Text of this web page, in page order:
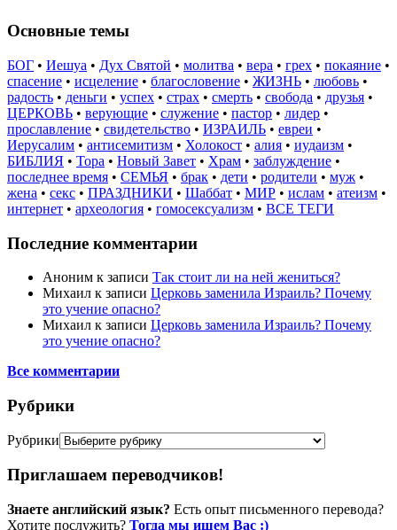
Основные темы
БОГ • Иешуа • Дух Святой • молитва • вера • грех • покаяние •
спасение • исцеление • благословение • ЖИЗНЬ • любовь •
радость • деньги • успех • страх • смерть • свобода • друзья •
ЦЕРКОВЬ • верующие • служение • пастор • лидер •
прославление • свидетельство • ИЗРАИЛЬ • евреи •
Иерусалим • антисемитизм • Холокост • алия • иудаизм •
БИБЛИЯ • Тора • Новый Завет • Храм • заблуждение •
последнее время • СЕМЬЯ • брак • дети • родители • муж •
жена • секс • ПРАЗДНИКИ • Шаббат • МИР • ислам • атеизм •
интернет • археология • гомосексуализм • ВСЕ ТЕГИ
Последние комментарии
Аноним к записи Так стоит ли на ней жениться?
Михаил к записи Церковь заменила Израиль? Почему
это учение опасно?
Михаил к записи Церковь заменила Израиль? Почему
это учение опасно?
Все комментарии
Рубрики
Рубрики
Приглашаем переводчиков!
Знаете английский язык? Есть опыт письменного перевода?
Хотите послужить? Тогда мы ищем Вас :)